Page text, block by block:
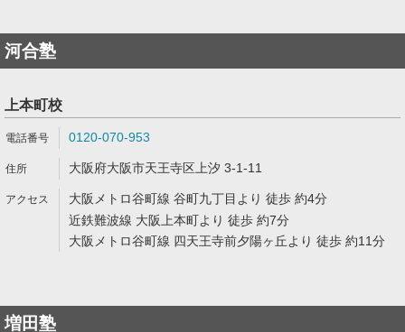
河合塾
上本町校
0120-070-953
大阪府大阪市天王寺区上汐 3-1-11
大阪メトロ谷町線 谷町九丁目より 徒歩 約4分
近鉄難波線 大阪上本町より 徒歩 約7分
大阪メトロ谷町線 四天王寺前夕陽ヶ丘より 徒歩 約11分
増田塾